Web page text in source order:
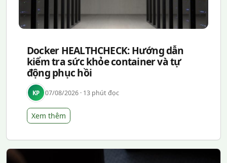
Docker HEALTHCHECK: Hướng dẫn
kiểm tra sức khỏe container và tự
động phục hồi
KP 07/08/2026 · 13 phút đọc
Xem thêm